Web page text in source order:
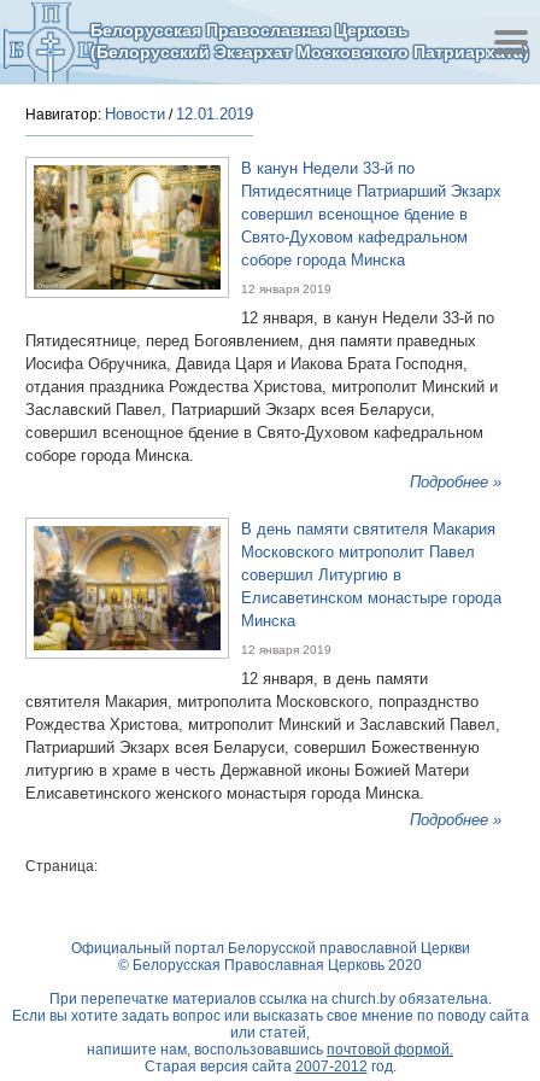
Белорусская Православная Церковь
(Белорусский Экзархат Московского Патриархата)
Навигатор: Новости / 12.01.2019
В канун Недели 33-й по
Пятидесятнице Патриарший Экзарх
совершил всенощное бдение в
Свято-Духовом кафедральном
соборе города Минска
12 января 2019
12 января, в канун Недели 33-й по
Пятидесятнице, перед Богоявлением, дня памяти праведных
Иосифа Обручника, Давида Царя и Иакова Брата Господня,
отдания праздника Рождества Христова, митрополит Минский и
Заславский Павел, Патриарший Экзарх всея Беларуси,
совершил всенощное бдение в Свято-Духовом кафедральном
соборе города Минска.
Подробнее »
В день памяти святителя Макария
Московского митрополит Павел
совершил Литургию в
Елисаветинском монастыре города
Минска
12 января 2019
12 января, в день памяти
святителя Макария, митрополита Московского, попразднство
Рождества Христова, митрополит Минский и Заславский Павел,
Патриарший Экзарх всея Беларуси, совершил Божественную
литургию в храме в честь Державной иконы Божией Матери
Елисаветинского женского монастыря города Минска.
Подробнее »
Страница:
Официальный портал Белорусской православной Церкви
© Белорусская Православная Церковь 2020
При перепечатке материалов ссылка на church.byобязательна.
Если вы хотите задать вопрос или высказать свое мнение по поводу сайта
или статей,
напишите нам, воспользовавшись почтовой формой.
Старая версия сайта 2007-2012 год.